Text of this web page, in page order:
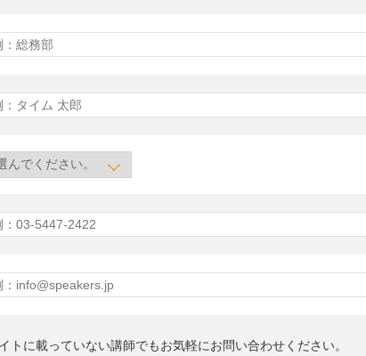
トに載っていない講師でもお気軽にお問い合わせください。